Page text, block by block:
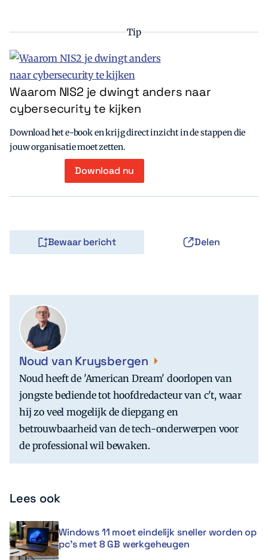
Tip
Waarom NIS2 je dwingt anders naar
cybersecurity te kijken
Download het e-book en krijg direct inzicht in de stappen die
jouw organisatie moet zetten.
Download nu
Bewaar bericht Delen
Noud van Kruysbergen
Noud heeft de 'American Dream' doorlopen van
jongste bediende tot hoofdredacteur van c't, waar
hij zo veel mogelijk de diepgang en
betrouwbaarheid van de tech-onderwerpen voor
de professional wil bewaken.
Lees ook
Windows 11 moet eindelijk sneller worden op
pc’s met 8 GB werkgeheugen